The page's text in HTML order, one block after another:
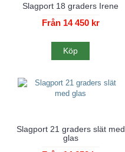
Slagport 18 graders Irene
Från 14 450 kr
Köp
Slagport 21 graders slät med
glas